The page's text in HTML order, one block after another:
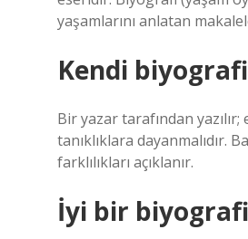
yaşamlarını anlatan
Kendi
Bir yazar tarafından
tanıklıklara dayanmalıdır.
farklılıkları açıklanır.
İyi bir biyografi